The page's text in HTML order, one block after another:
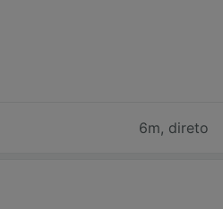
6m, direto